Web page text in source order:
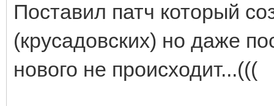
Поставил патч который
(крусадовских) но даже
нового не происходит...(((